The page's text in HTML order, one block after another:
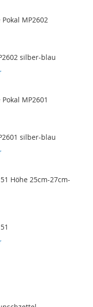
MP2602
silber-blau
MP2601
silber-blau
Höhe 25cm-27cm-